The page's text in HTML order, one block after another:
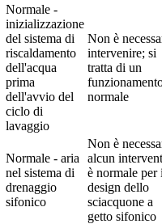
Normale -
inizializzazione
del sistema di
riscaldamento
dell'acqua
prima
dell'avvio del
ciclo di
lavaggio
Non è
intervenire; si
tratta di un
normale
Normale - aria
nel sistema di
drenaggio
sifonico
Non è
alcun
è normale per
design dello
sciacquone a
getto sifonico